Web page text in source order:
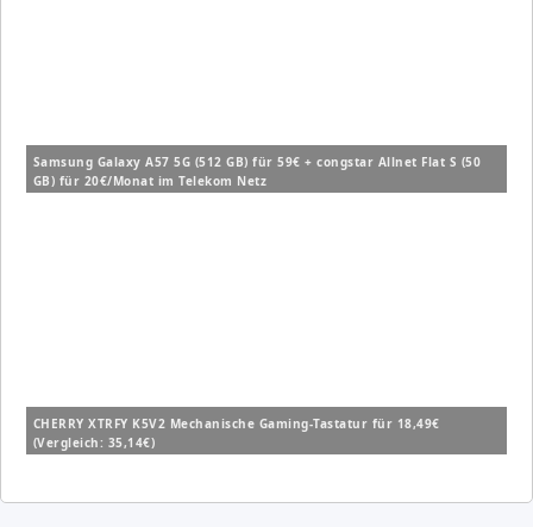
Samsung Galaxy A57 5G (512 GB) für 59€ + congstar Allnet Flat S (50
GB) für 20€/Monat im Telekom Netz
CHERRY XTRFY K5V2 Mechanische Gaming-Tastatur für 18,49€
(Vergleich: 35,14€)